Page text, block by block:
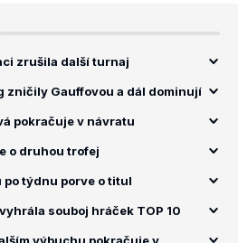
zrušila další turnaj
zničily Gauffovou a dál dominují
pokračuje v návratu
o druhou trofej
po týdnu porve o titul
souboj hráček TOP 10